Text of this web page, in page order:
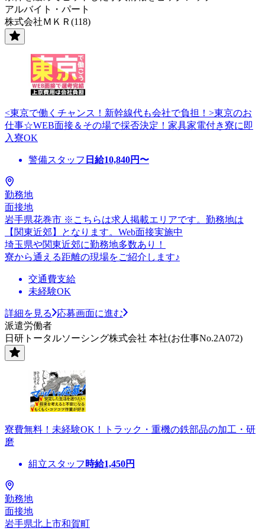
アルバイト・パート
株式会社ＭＫＲ(118)
<東京で働くチャンス！新幹線代も会社で負担！>東京のお
仕事☆WEB面接＆その場で採否決定！家具家電付き寮に即
入寮OK
警備スタッフ 日給10,840円〜
勤務地
面接地
岩手県花巻市 ※こちらは求人掲載エリアです。勤務地は
【関東近郊】となります。Web面接実施中
埼玉県や関東近郊に勤務地多数あり！
寮から通える距離の現場をご紹介します♪
交通費支給
未経験OK
詳細を見る
応募画面に進む
派遣労働者
日研トータルソーシング株式会社 本社(お仕事No.2A072)
寮費無料！未経験OK！トラック・重機の鉄部品の加工・研
磨
組立スタッフ 時給1,450円
勤務地
面接地
岩手県北上市和賀町